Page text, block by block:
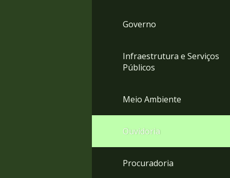
Governo
Infraestrutura e Serviços
Públicos
Meio Ambiente
Ouvidoria
Procuradoria